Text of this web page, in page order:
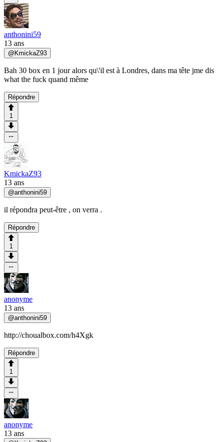
anthonini59
13 ans
@ KmickaZ93
Bah 30 box en 1 jour alors qu\'il est à Londres, dans ma tête jme dis
what the fuck quand même
Répondre
1
KmickaZ93
13 ans
@anthonini59
il répondra peut-être , on verra .
Répondre
1
anonyme
13 ans
@anthonini59
http://choualbox.com/h4Xgk
Répondre
1
anonyme
13 ans